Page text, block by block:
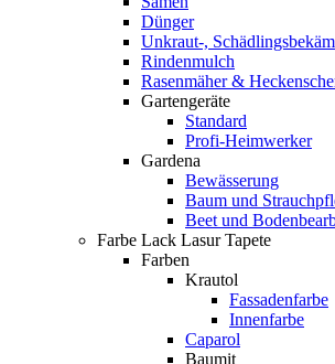
Dünger
Unkraut-,
Rindenmulch
Rasenmäher &
Gartengeräte
Standard
Profi-Heimwerker
Gardena
Bewässerung
Baum und
Beet und
Farbe Lack Lasur Tapete
Farben
Krautol
Fassadenfarbe
Innenfarbe
Caparol
Baumit